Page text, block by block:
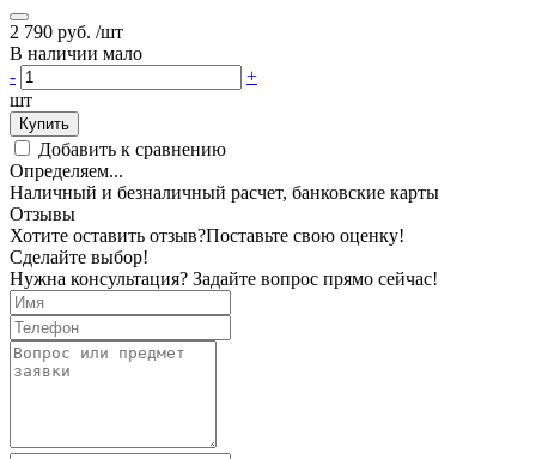
2 790 руб. /шт
В наличии мало
-
+
шт
Купить
Добавить к сравнению
Определяем...
Наличный и безналичный расчет, банковские карты
Отзывы
Хотите оставить отзыв?Поставьте свою оценку!
Сделайте выбор!
Нужна консультация? Задайте вопрос прямо сейчас!